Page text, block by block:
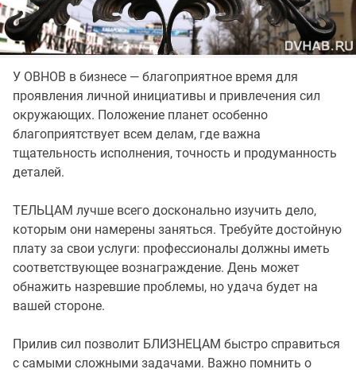
У ОВНОВ в бизнесе — благоприятное время для
проявления личной инициативы и привлечения сил
окружающих. Положение планет особенно
благоприятствует всем делам, где важна
тщательность исполнения, точность и продуманность
деталей.
ТЕЛЬЦАМ лучше всего досконально изучить дело,
которым они намерены заняться. Требуйте достойную
плату за свои услуги: профессионалы должны иметь
соответствующее вознаграждение. День может
обнажить назревшие проблемы, но удача будет на
вашей стороне.
Прилив сил позволит БЛИЗНЕЦАМ быстро справиться
с самыми сложными задачами. Важно помнить о